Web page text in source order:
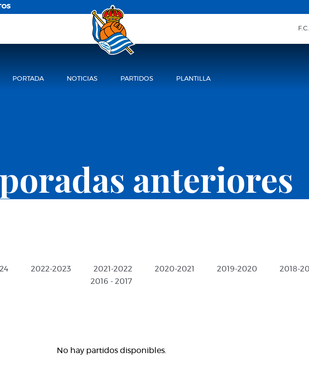
PORTADA NOTICIAS PARTIDOS PLANTILLA
anteriores
2022-2023 2021-2022 2020-2021 2019-2020 2018-
2016 - 2017
No hay partidos disponibles.